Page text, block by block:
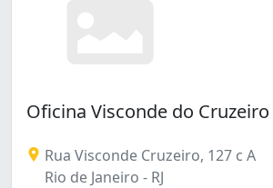
Oficina Visconde do Cruzeiro
Rua Visconde Cruzeiro, 127 c A
Rio de Janeiro - RJ